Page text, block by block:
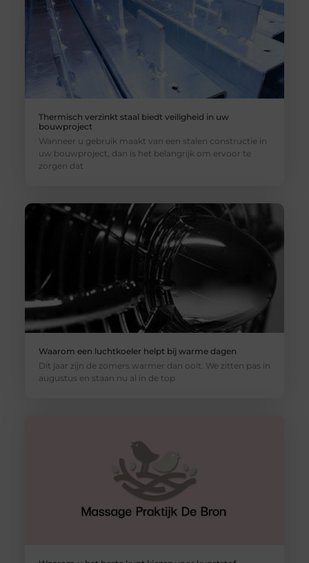
Thermisch verzinkt staal biedt veiligheid in uw
bouwproject
Wanneer u gebruik maakt van een stalen constructie in
uw bouwproject, dan is het belangrijk om ervoor te
zorgen dat
Waarom een luchtkoeler helpt bij warme dagen
Dit jaar zijn de zomers warmer dan ooit. We zitten pas in
augustus en staan nu al in de top